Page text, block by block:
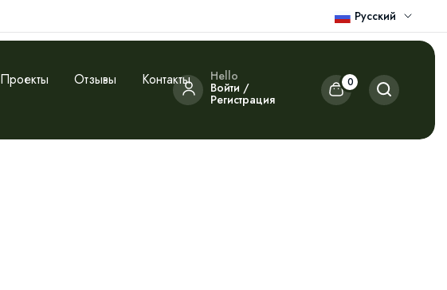
Русский
Проекты Отзывы Контакты Hello
Войти /
Регистрация
0